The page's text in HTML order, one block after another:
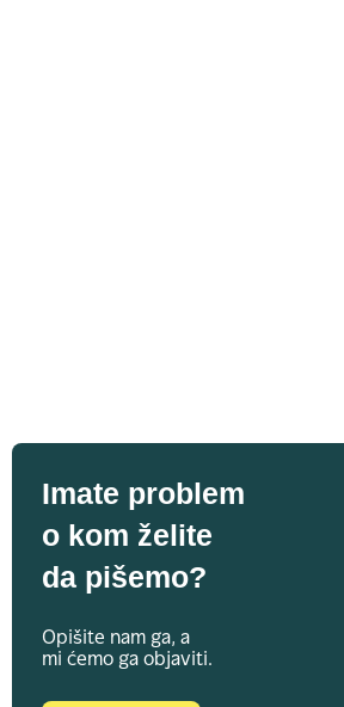
Imate problem
o kom želite
da pišemo?
Opišite nam ga, a
mi ćemo ga objaviti.